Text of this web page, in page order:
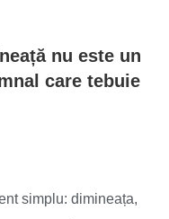
nu este un
care tebuie
simplu: dimineața,